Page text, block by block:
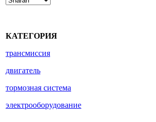
КАТЕГОРИЯ
трансмиссия
двигатель
тормозная система
электрооборудование